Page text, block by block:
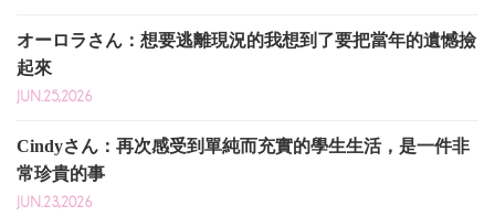
オーロラさん：想要逃離現況的我想到了要把當年的遺憾撿
起來
JUN.25,2026
Cindyさん：再次感受到單純而充實的學生生活，是一件非
常珍貴的事
JUN.23,2026